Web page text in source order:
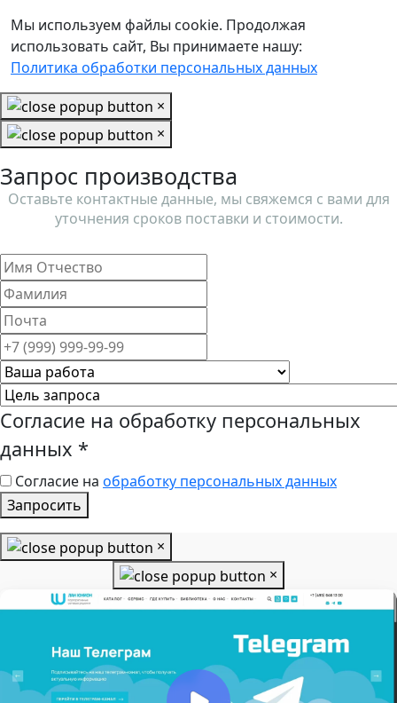
Мы используем файлы cookie. Продолжая
использовать сайт, Вы принимаете нашу:
Политика обработки персональных данных
×
×
Запрос производства
Оставьте контактные данные, мы свяжемся с вами для
уточнения сроков поставки и стоимости.
Согласие на обработку персональных
данных *
Согласие на обработку персональных данных
Запросить
×
×